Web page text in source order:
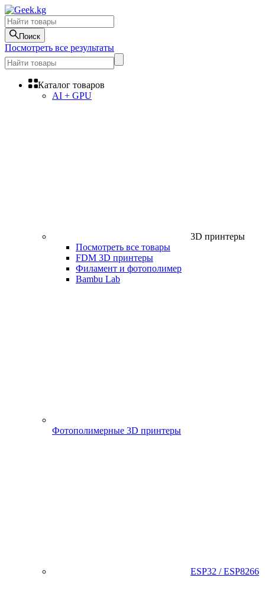
Поиск
Посмотреть все результаты
Каталог товаров
AI + GPU
3D принтеры
Посмотреть все товары
FDM 3D принтеры
Филамент и фотополимер
Bambu Lab
Фотополимерные 3D принтеры
ESP32 / ESP8266